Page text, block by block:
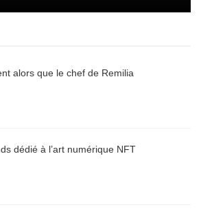
alors que le chef de Remilia
dédié à l’art numérique NFT